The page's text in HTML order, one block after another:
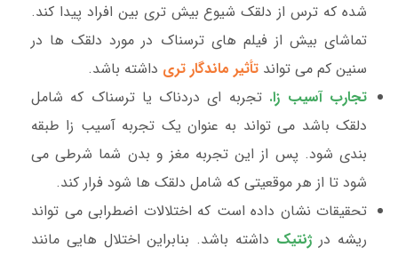
شده که ترس از دلقک شیوع بیش تری بین افراد پیدا کند.
تماشای بیش از فیلم های ترسناک در مورد دلقک ها در
سنین کم می تواند تأثیر ماندگار تری داشته باشد.
تجارب آسیب زا. تجربه ای دردناک یا ترسناک که شامل
دلقک باشد می تواند به عنوان یک تجربه آسیب زا طبقه
بندی شود. پس از این تجربه مغز و بدن شما شرطی می
شود تا از هر موقعیتی که شامل دلقک ها شود فرار کند.
تحقیقات نشان داده است که اختلالات اضطرابی می تواند
ریشه در ژنتیک داشته باشد. بنابراین اختلال هایی مانند